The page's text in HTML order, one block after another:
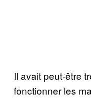
Il avait peut-être
fonctionner les